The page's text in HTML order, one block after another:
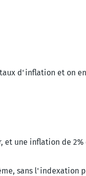
d'inflation et on
une inflation de 2%
sans